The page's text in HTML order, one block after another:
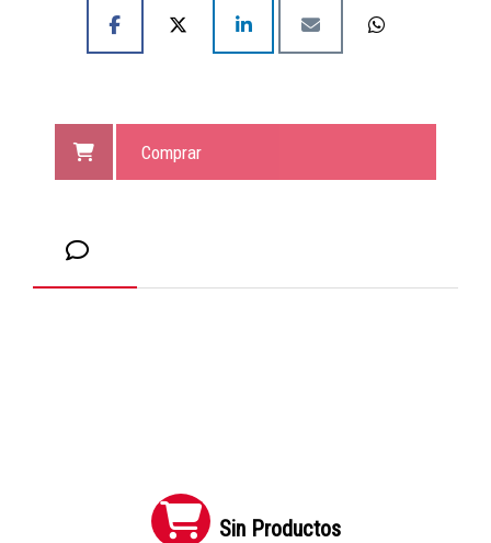
Comprar
Sin Productos